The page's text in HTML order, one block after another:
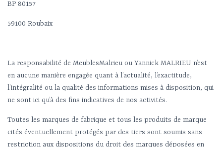
BP 80157
59100 Roubaix
La responsabilité de MeublesMalrieu ou Yannick MALRIEU n’est
en aucune manière engagée quant à l’actualité, l’exactitude,
l’intégralité ou la qualité des informations mises à disposition, qui
ne sont ici qu’à des fins indicatives de nos activités.
Toutes les marques de fabrique et tous les produits de marque
cités éventuellement protégés par des tiers sont soumis sans
restriction aux dispositions du droit des marques déposées en